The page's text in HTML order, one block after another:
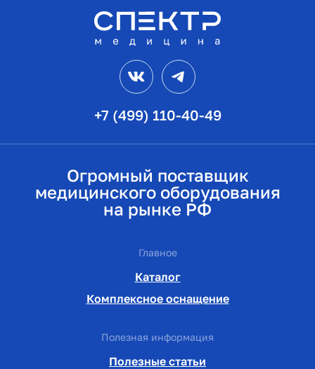
+7 (499) 110-40-49
VK
Огромный поставщик
медицинского оборудования
на рынке РФ
Главное
Каталог
Комплексное оснащение
Полезная информация
Полезные статьи